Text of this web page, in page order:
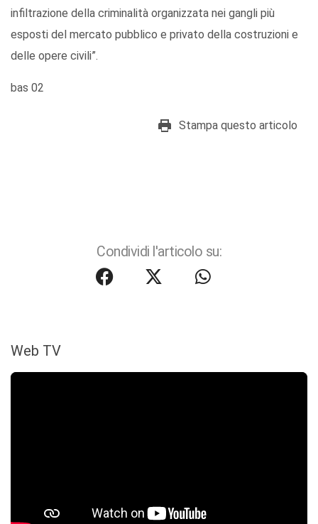
infiltrazione della criminalità organizzata nei gangli più
esposti del mercato pubblico e privato della costruzioni e
delle opere civili”.
bas 02
Stampa questo articolo
Condividi l'articolo su:
Web TV